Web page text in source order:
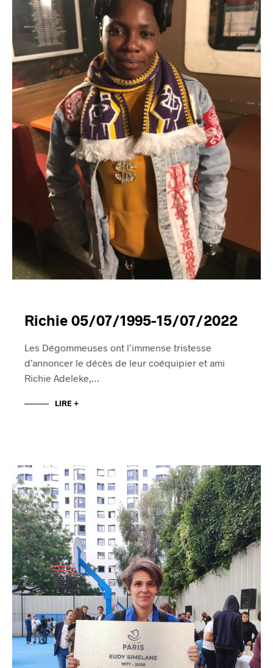
Richie 05/07/1995-15/07/2022
Les Dégommeuses ont l’immense tristesse
d’annoncer le décès de leur coéquipier et ami
Richie Adeleke,…
LIRE +